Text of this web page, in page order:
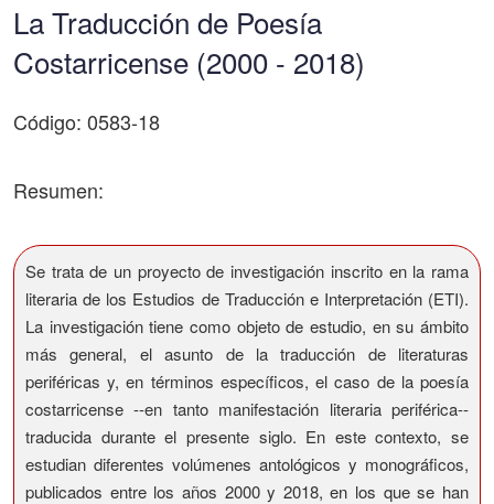
La Traducción de Poesía
Costarricense (2000 - 2018)
Código: 0583-18
Resumen:
Se trata de un proyecto de investigación inscrito en la rama
literaria de los Estudios de Traducción e Interpretación (ETI).
La investigación tiene como objeto de estudio, en su ámbito
más general, el asunto de la traducción de literaturas
periféricas y, en términos específicos, el caso de la poesía
costarricense --en tanto manifestación literaria periférica--
traducida durante el presente siglo. En este contexto, se
estudian diferentes volúmenes antológicos y monográficos,
publicados entre los años 2000 y 2018, en los que se han